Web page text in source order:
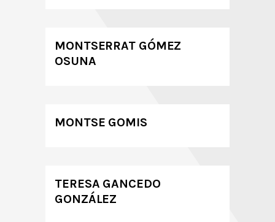
MONTSERRAT GÓMEZ
OSUNA
MONTSE GOMIS
TERESA GANCEDO
GONZÁLEZ